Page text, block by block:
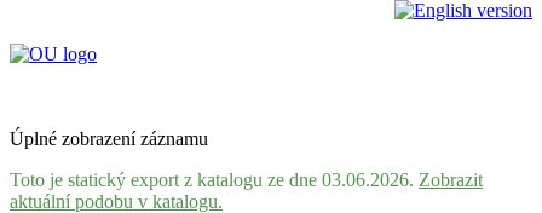
Úplné zobrazení záznamu
Toto je statický export z katalogu ze dne 03.06.2026. Zobrazit
aktuální podobu v katalogu.